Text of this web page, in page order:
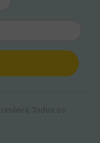
Todos os